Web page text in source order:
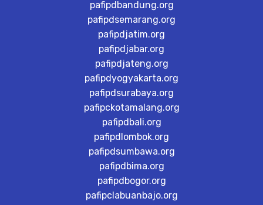
pafipdbandung.org
pafipdsemarang.org
pafipdjatim.org
pafipdjabar.org
pafipdjateng.org
pafipdyogyakarta.org
pafipdsurabaya.org
pafipckotamalang.org
pafipdbali.org
pafipdlombok.org
pafipdsumbawa.org
pafipdbima.org
pafipdbogor.org
pafipclabuanbajo.org